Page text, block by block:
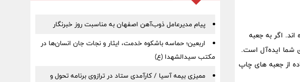
اگر به جعبه
شما ایده‌آل است.
از جعبه ‌های چاپ
پیام مدیرعامل ذوب‌آهن اصفهان به مناسبت روز خبرنگار
اربعین؛ حماسه باشکوه خدمت، ایثار و نجات جان انسان‌ها در
مکتب سیدالشهدا (ع)
ممیزی بیمه آسیا / کارآمدی ستاد در ترازوی برنامه تحول و